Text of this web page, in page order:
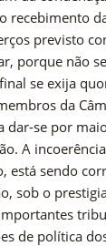
recebimento
previsto
porque não
se exija
da
dar-se por
A
está sendo
sob o
de política